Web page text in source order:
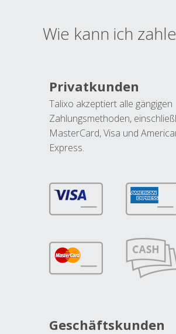
Wie kann ich
Privatkunden
Talixo akzeptiert alle gängigen
Zahlungsmethoden,
MasterCard, Visa und
Express.
Geschäftskunden